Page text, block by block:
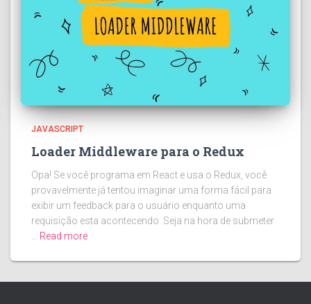
JAVASCRIPT
Loader Middleware para o Redux
Opa! Se você programa em React e usa o Redux, você
provavelmente já tentou imaginar uma forma fácil para
exibir um feedback para o usuário enquanto uma
requisição esta acontecendo. Seja na hora de submeter
Read more